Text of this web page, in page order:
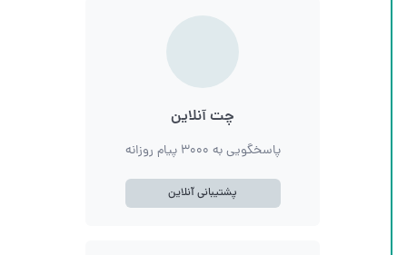
چت آنلاین
پاسخگویی به ۳۰۰۰ پیام روزانه
پشتیبانی آنلاین